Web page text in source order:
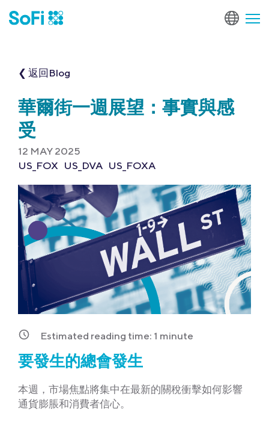
❮ 返回Blog
華爾街一週展望：事實與感
受
12 MAY 2025
US_FOX US_DVA US_FOXA
Estimated reading time: 1 minute
要發生的總會發生
本週，市場焦點將集中在最新的關稅衝擊如何影響
通貨膨脹和消費者信心。